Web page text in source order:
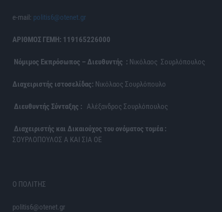
e-mail: politis6@otenet.gr
ΑΡΙΘΜΟΣ ΓΕΜΗ: 119165226000
Νόμιμος Εκπρόσωπος – Διευθυντής : Νικόλαος Σουρλόπουλος
Διαχειριστής ιστοσελίδας: Νικόλαος Σουρλόπουλο
Διευθυντής Σύνταξης : Αλέξανδρος Σουρλόπουλος
Διαχειριστής και Δικαιούχος του ονόματος τομέα :
ΣΟΥΡΛΟΠΟΥΛΟΣ Α ΚΑΙ ΣΙΑ ΟΕ
Ο ΠΟΛΙΤΗΣ
politis6@otenet.gr